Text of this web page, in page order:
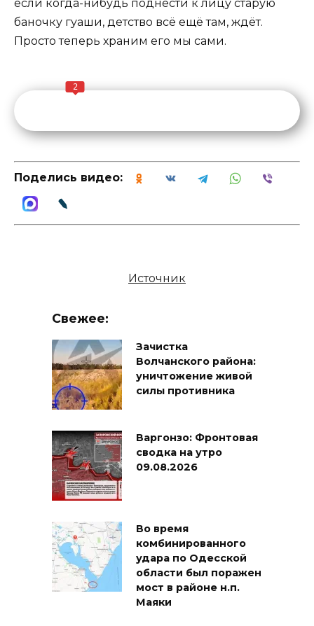
если когда-нибудь поднести к лицу старую
баночку гуаши, детство всё ещё там, ждёт.
Просто теперь храним его мы сами.
2
Поделись видео:
Источник
Свежее:
Зачистка
Волчанского района:
уничтожение живой
силы противника
Варгонзо: Фронтовая
сводка на утро
09.08.2026
Во время
комбинированного
удара по Одесской
области был поражен
мост в районе н.п.
Маяки